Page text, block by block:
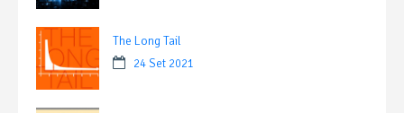
The Long Tail
24 Set 2021